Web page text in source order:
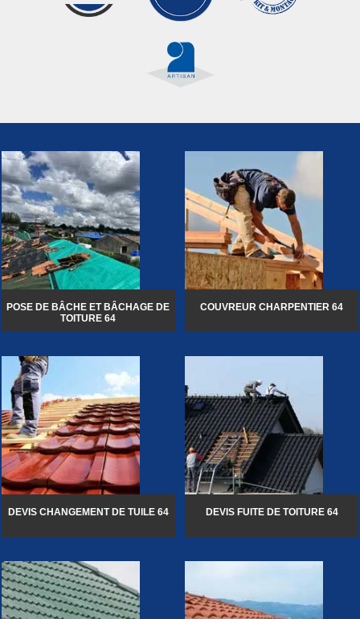
POSE DE BÂCHE ET BÂCHAGE DE
TOITURE 64
COUVREUR CHARPENTIER 64
DEVIS CHANGEMENT DE TUILE 64 DEVIS FUITE DE TOITURE 64